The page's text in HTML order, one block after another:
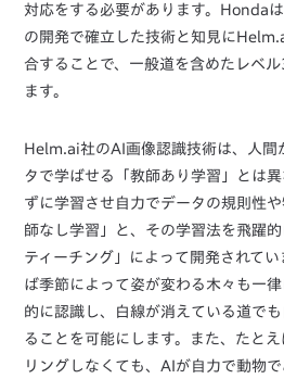
対応をする必要があります。Honda
の開発で確立した技術と知見に
合することで、一般道を含めたレベ
ます。
Helm.ai社のAI画像認識技術は、人間
タで学ばせる「教師あり学習」とは
ずに学習させ自力でデータの規則性
師なし学習」と、その学習法を飛躍
ティーチング」によって開発されてい
ば季節によって姿が変わる木々も一
的に認識し、白線が消えている道で
ることを可能にします。また、たと
リングしなくても、AIが自力で動物